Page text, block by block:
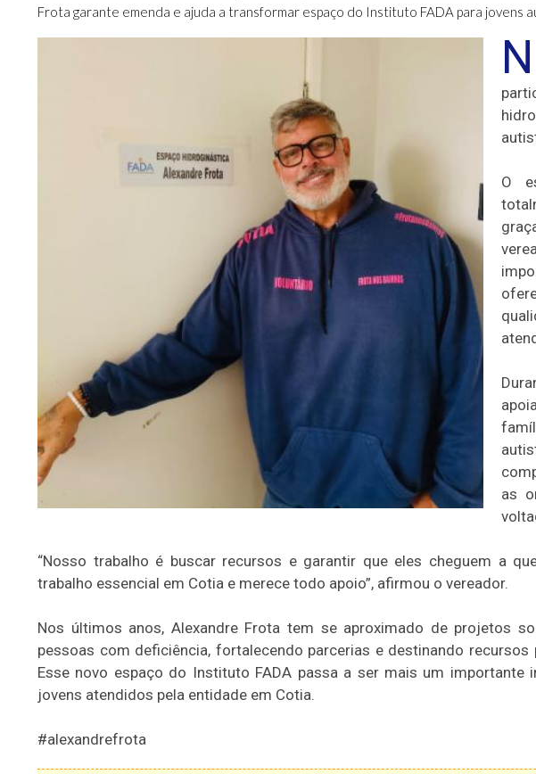
Frota garante emenda e ajuda a transformar espaço do Instituto FADA para jovens
N
O
as
“Nosso trabalho é buscar recursos e garantir que eles cheguem a
trabalho essencial em Cotia e merece todo apoio”, afirmou o vereador.
Nos últimos anos, Alexandre Frota tem se aproximado de projetos
pessoas com deficiência, fortalecendo parcerias e destinando
Esse novo espaço do Instituto FADA passa a ser mais um
jovens atendidos pela entidade em Cotia.
#alexandrefrota